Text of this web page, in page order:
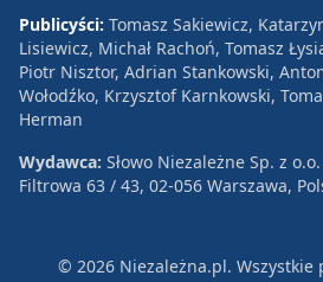
Publicyści: Tomasz Sakiewicz,
Lisiewicz, Michał Rachoń, Tomasz
Piotr Nisztor, Adrian Stankowski,
Wołodźko, Krzysztof Karnkowski,
Herman
Wydawca: Słowo Niezależne Sp. z o.o.
Filtrowa 63 / 43, 02-056 Warszawa,
© 2026 Niezależna.pl. Wszystkie